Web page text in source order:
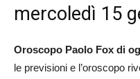
mercoledì 15
Oroscopo Paolo Fox di
le previsioni e l’oroscopo